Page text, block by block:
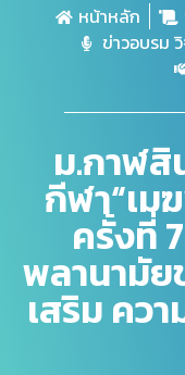
หน้าหลัก
ข่าวอบรม
ม.กาฬสิ
กีฬา“เม
ครั้งที่
พลานามัย
เสริม คว